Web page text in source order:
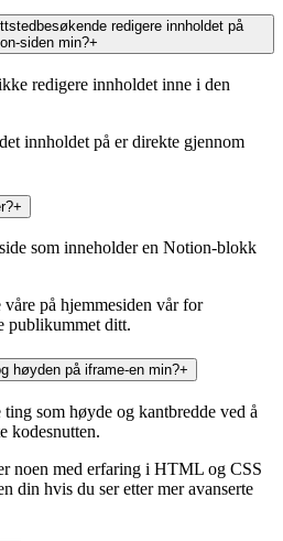
redigere innholdet på
siden min?+
redigere innholdet inne i den
innholdet på er direkte gjennom
+
som inneholder en Notion-blokk
på hjemmesiden vår for
publikummet ditt.
høyden på iframe-en min?+
som høyde og kantbredde ved å
kodesnutten.
noen med erfaring i HTML og CSS
din hvis du ser etter mer avanserte